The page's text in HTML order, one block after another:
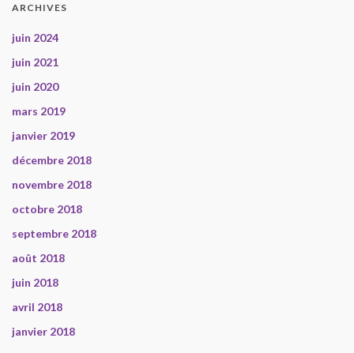
ARCHIVES
juin 2024
juin 2021
juin 2020
mars 2019
janvier 2019
décembre 2018
novembre 2018
octobre 2018
septembre 2018
août 2018
juin 2018
avril 2018
janvier 2018